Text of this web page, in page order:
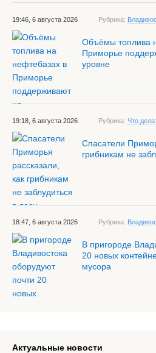
19:46, 6 августа 2026 Рубрика:
Объёмы топлива
Приморье
уровне
19:18, 6 августа 2026 Рубрика: Что
Спасатели
грибникам не
18:47, 6 августа 2026 Рубрика:
В пригороде
20 новых
мусора
Актуальные новости